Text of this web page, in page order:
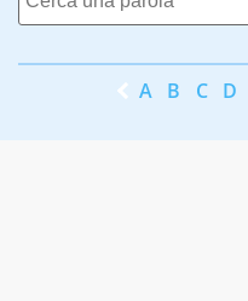
A B C D